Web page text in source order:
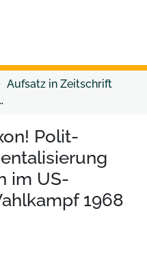
Aufsatz in Zeitschrift
im US-amerikanischen Wahlkampf 1968
Polit-
im US-
1968